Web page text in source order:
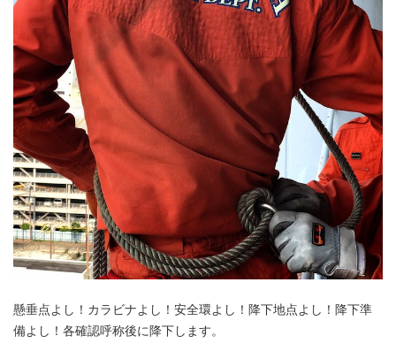
懸垂点よし！カラビナよし！安全環よし！降下地点よし！降下準
備よし！各確認呼称後に降下します。